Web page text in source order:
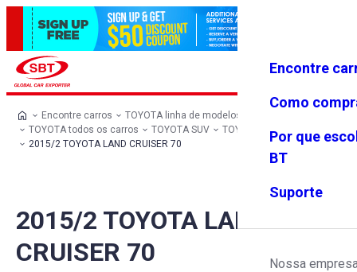
Favoritos Menu
Encontre
Como
Por que
BT
Suporte
Nossa
Encontre carros
TOYOTA linha de modelos
TOYOTA todos os carros
TOYOTA SUV
TOYOTA LAND CRUISER 70
2015/2 TOYOTA LAND CRUISER 70
2015/2 TOYOTA LAND
CRUISER 70